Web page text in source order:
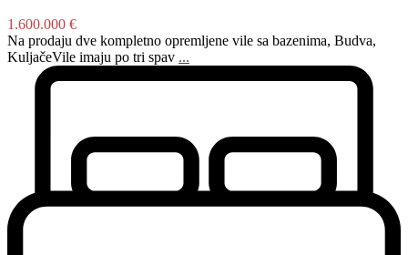
1.600.000 €
Na prodaju dve kompletno opremljene vile sa bazenima, Budva,
KuljačeVile imaju po tri spav ...